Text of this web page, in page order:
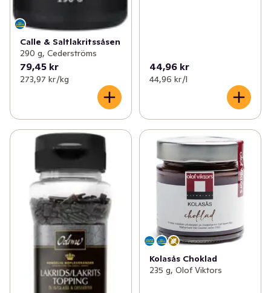
Calle & Saltlakritssåsen
290 g, Cederströms
79,45 kr
273,97 kr /kg
44,96 kr
44,96 kr /l
Kolasås Choklad
235 g, Olof Viktors